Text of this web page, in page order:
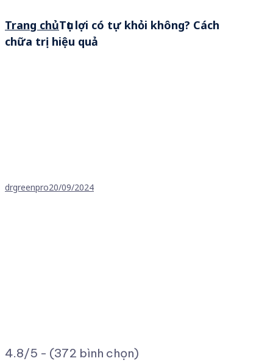
Trang chủTụt lợi có tự khỏi không? Cách
chữa trị hiệu quả
drgreenpro20/09/2024
4.8/5 - (372 bình chọn)